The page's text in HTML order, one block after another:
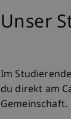
Unser
Im
du direkt am
Gemeinschaft.